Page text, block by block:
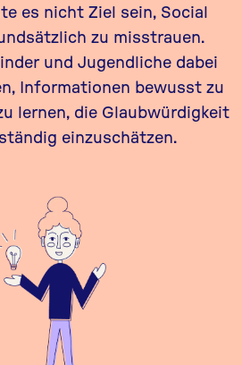
es nicht Ziel sein, Social
zu misstrauen.
und Jugendliche dabei
Informationen bewusst zu
lernen, die Glaubwürdigkeit
einzuschätzen.